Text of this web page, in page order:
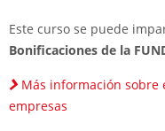
Este curso se puede
Bonificaciones de la
Más información sobre
empresas